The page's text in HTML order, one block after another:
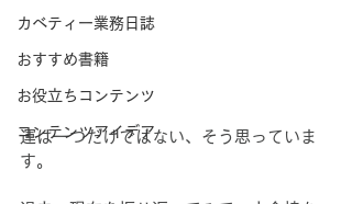
カベティー業務日誌
おすすめ書籍
お役立ちコンテンツ
コンテンツアイデア
運は一つだけではない、そう思っていま
す。